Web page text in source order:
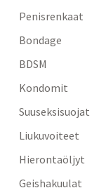
Penisrenkaat
Bondage
BDSM
Kondomit
Suuseksisuojat
Liukuvoiteet
Hierontaöljyt
Geishakuulat